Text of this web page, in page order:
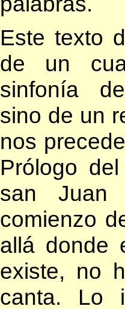
Este texto
de un
sinfonía
sino de un
nos
Prólogo
san Juan
comienzo
allá donde
existe, no
canta. Lo